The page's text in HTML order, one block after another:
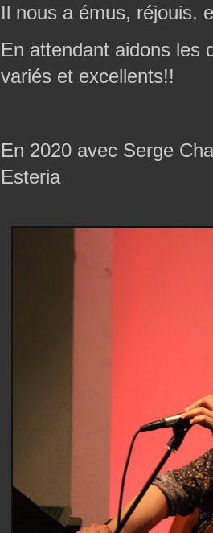
Il nous a émus, réjouis,
En attendant aidons les
variés et excellents!!
En 2020 avec Serge
Esteria